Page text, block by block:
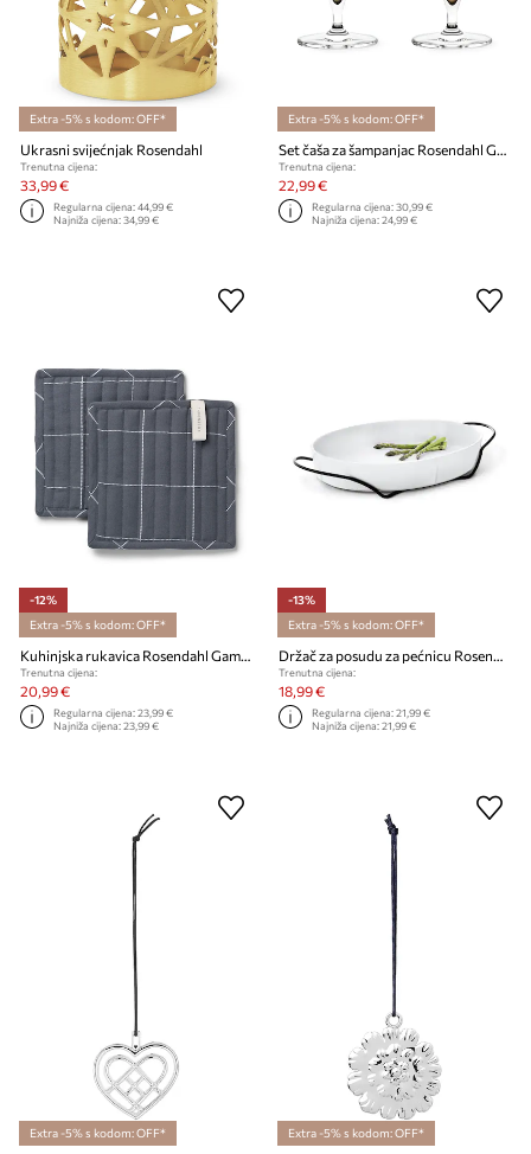
Extra -5% s kodom: OFF*
Ukrasni svijećnjak Rosendahl
Trenutna cijena:
33,99 €
Regularna cijena:44,99 €
Najniža cijena:34,99 €
Extra -5% s kodom: OFF*
Set čaša za šampanjac Rosendahl Grand Cru Nouveau 200 ml 2-pack
Trenutna cijena:
22,99 €
Regularna cijena:30,99 €
Najniža cijena:24,99 €
-12%
Extra -5% s kodom: OFF*
Kuhinjska rukavica Rosendahl Gamma 2-pack
Trenutna cijena:
20,99 €
Regularna cijena:23,99 €
Najniža cijena:23,99 €
-13%
Extra -5% s kodom: OFF*
Držač za posudu za pećnicu Rosendahl Grand Cru
Trenutna cijena:
18,99 €
Regularna cijena:21,99 €
Najniža cijena:21,99 €
Extra -5% s kodom: OFF* Extra -5% s kodom: OFF*